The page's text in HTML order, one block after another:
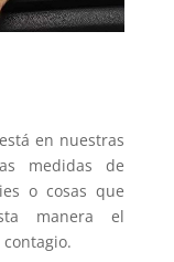
en nuestras
medidas de
o cosas que
manera el